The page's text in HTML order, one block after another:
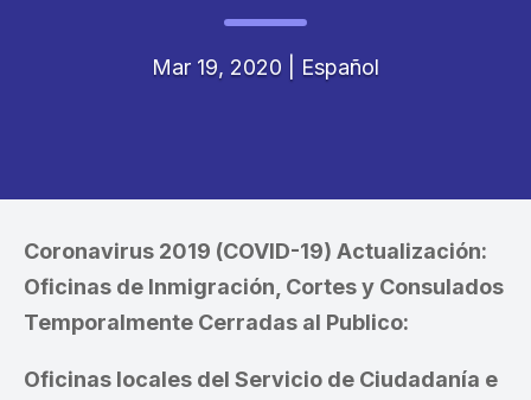
Mar 19, 2020 Español
Coronavirus 2019 (COVID-19) Actualización:
Oficinas de Inmigración, Cortes y Consulados
Temporalmente Cerradas al Publico:
Oficinas locales del Servicio de Ciudadanía e